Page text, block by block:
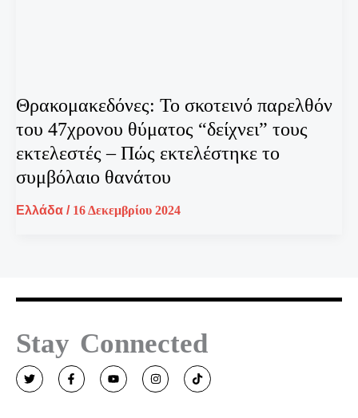
Θρακομακεδόνες: Το σκοτεινό παρελθόν
του 47χρονου θύματος “δείχνει” τους
εκτελεστές – Πώς εκτελέστηκε το
συμβόλαιο θανάτου
Ελλάδα / 16 Δεκεμβρίου 2024
Stay Connected
T
w
i
F
a
c
Y
o
u
I
n
s
T
i
k